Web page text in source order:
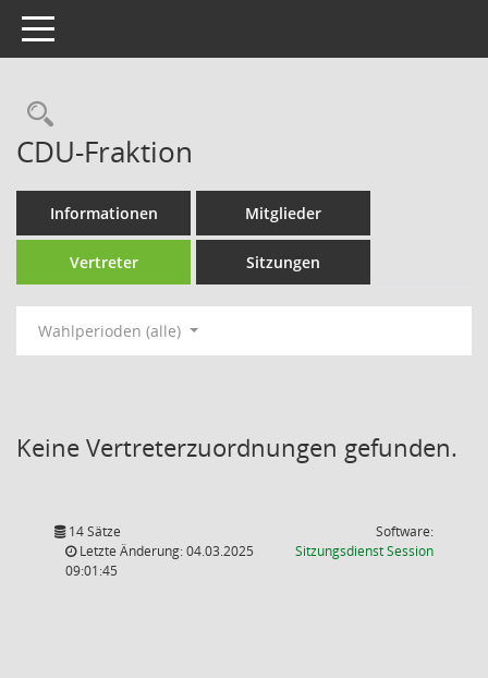
Toggle navigation
Rechercheauswahl
CDU-Fraktion
Informationen Mitglieder
Vertreter Sitzungen
Wahlperioden (alle)
Keine Vertreterzuordnungen gefunden.
14 Sätze
Letzte Änderung: 04.03.2025
09:01:45
Software:
SitzungsdienstSession(Wird in